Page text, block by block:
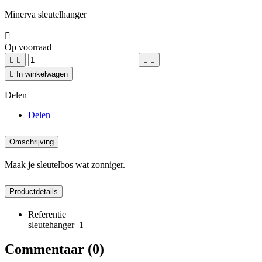
Minerva sleutelhanger

Op voorraad
   

In winkelwagen
Delen
Delen
Omschrijving
Maak je sleutelbos wat zonniger.
Productdetails
Referentie
sleutehanger_1
Commentaar (0)